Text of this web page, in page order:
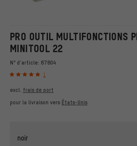
PRO OUTIL MULTIFONCTIONS
MINITOOL 22
N° d'article: 87804
1
excl. frais de port
pour la livraison vers États-Unis
noir